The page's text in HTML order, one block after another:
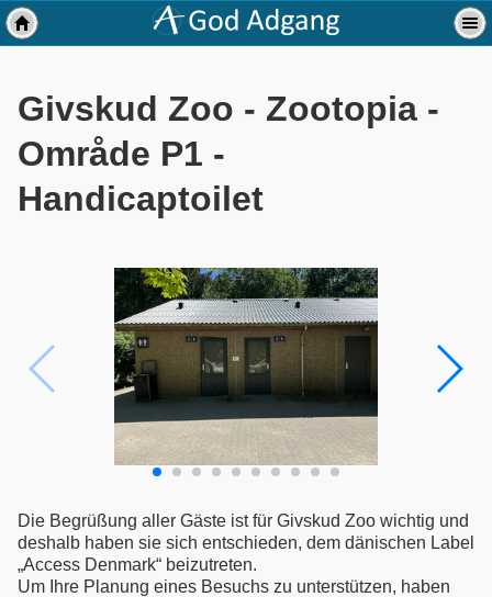
Givskud Zoo - Zootopia -
Område P1 -
Handicaptoilet
Die Begrüßung aller Gäste ist für Givskud Zoo wichtig und
deshalb haben sie sich entschieden, dem dänischen Label
„Access Denmark“ beizutreten.
Um Ihre Planung eines Besuchs zu unterstützen, haben